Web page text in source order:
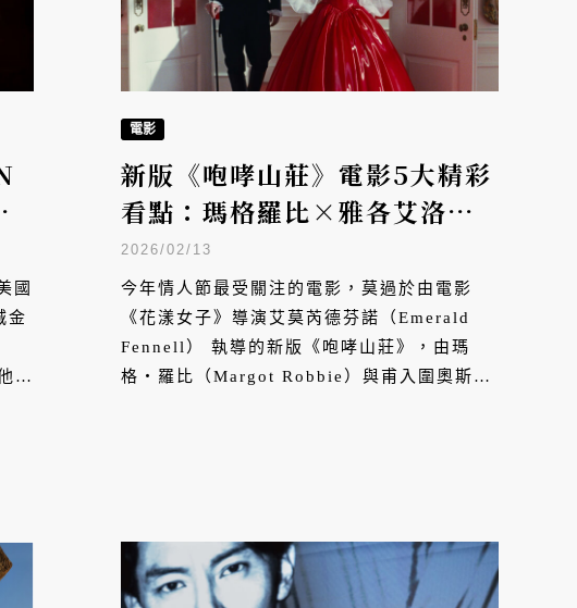
國
金
們
電影
新版《咆哮山莊》電影5大精彩
看點：瑪格羅比×雅各艾洛迪
上演最危險的愛情
2026/02/13
今年情人節最受關注的電影，莫過於由電影
《花漾女子》導演艾莫芮德芬諾（Emerald
Fennell） 執導的新版《咆哮山莊》，由瑪
格・羅比（Margot Robbie）與甫入圍奧斯卡